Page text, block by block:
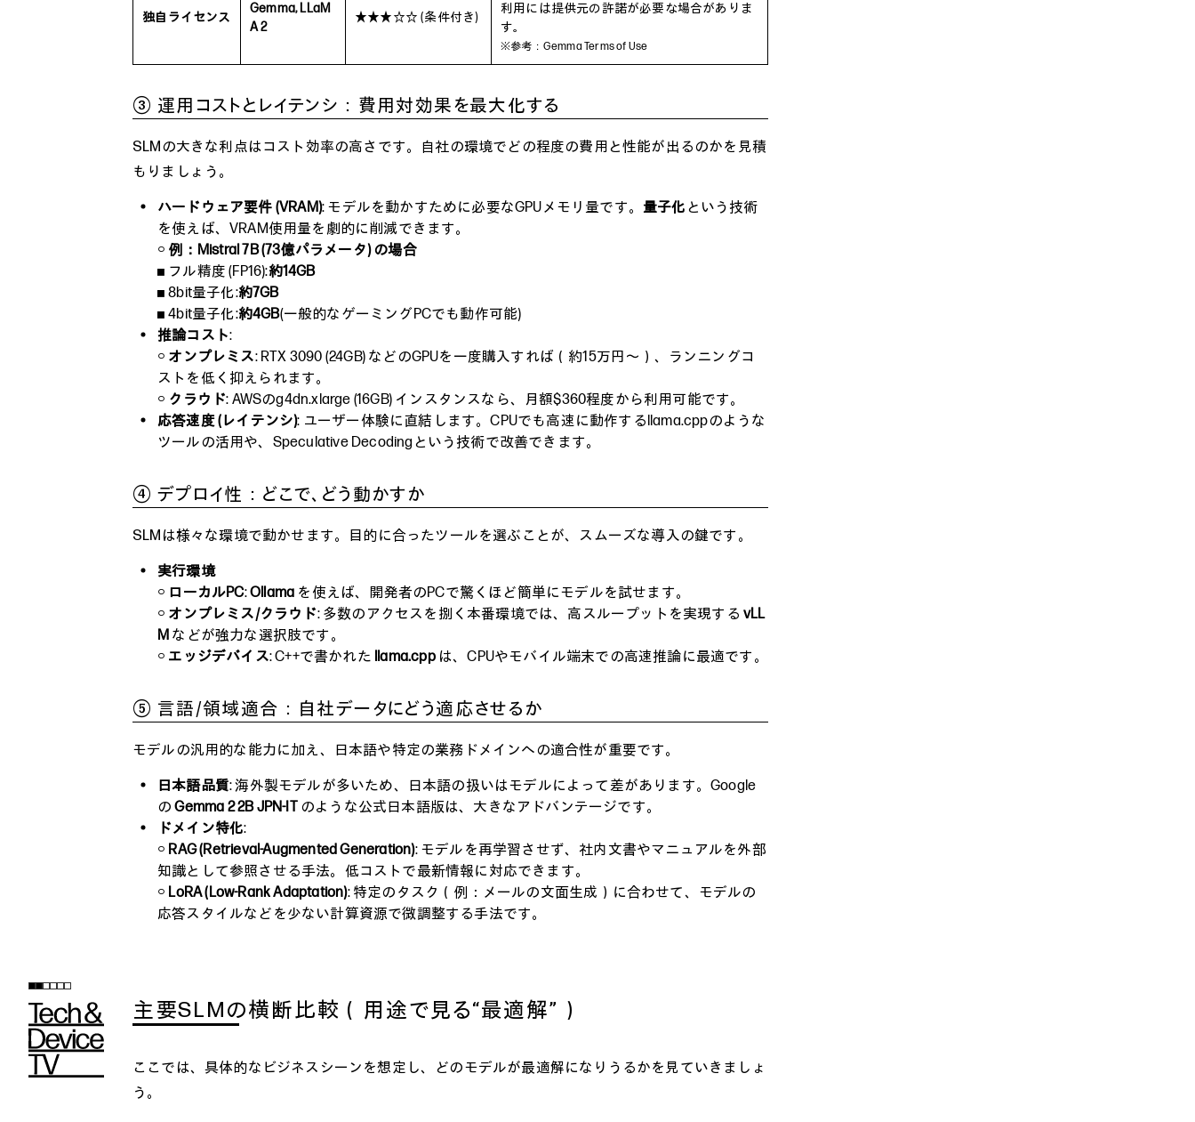
独自ライセンス
Gemma, LLaM
A 2
★★★☆☆ (条件付き)
利用には提供元の許諾が必要な場合がありま
す。
※参考： Gemma Terms of Use
③ 運用コストとレイテンシ：費用対効果を最大化する
SLMの大きな利点はコスト効率の高さです。自社の環境でどの程度の費用と性能が出るのかを見積
もりましょう。
ハードウェア要件 (VRAM): モデルを動かすために必要なGPUメモリ量です。量子化 という技術
を使えば、VRAM使用量を劇的に削減できます。
○ 例：Mistral 7B (73億パラメータ) の場合
フル精度 (FP16):約14GB
8bit量子化:約7GB
4bit量子化:約4GB(一般的なゲーミングPCでも動作可能)
推論コスト:
○ オンプレミス: RTX 3090 (24GB) などのGPUを一度購入すれば（約15万円〜）、ランニングコ
ストを低く抑えられます。
○ クラウド: AWSのg4dn.xlarge (16GB) インスタンスなら、月額$360程度から利用可能です。
応答速度 (レイテンシ): ユーザー体験に直結します。CPUでも高速に動作するllama.cppのような
ツールの活用や、Speculative Decodingという技術で改善できます。
④ デプロイ性：どこで、どう動かすか
SLMは様々な環境で動かせます。目的に合ったツールを選ぶことが、スムーズな導入の鍵です。
実行環境
○ ローカルPC:Ollama を使えば、開発者のPCで驚くほど簡単にモデルを試せます。
○ オンプレミス/クラウド: 多数のアクセスを捌く本番環境では、高スループットを実現するvLL
M などが強力な選択肢です。
○ エッジデバイス: C++で書かれた llama.cppは、CPUやモバイル端末での高速推論に最適です。
⑤ 言語/領域適合：自社データにどう適応させるか
モデルの汎用的な能力に加え、日本語や特定の業務ドメインへの適合性が重要です。
日本語品質: 海外製モデルが多いため、日本語の扱いはモデルによって差があります。Google
のGemma 2 2B JPN-IT のような公式日本語版は、大きなアドバンテージです。
ドメイン特化:
○ RAG (Retrieval-Augmented Generation): モデルを再学習させず、社内文書やマニュアルを外部
知識として参照させる手法。低コストで最新情報に対応できます。
○ LoRA (Low-Rank Adaptation): 特定のタスク（例：メールの文面生成）に合わせて、モデルの
応答スタイルなどを少ない計算資源で微調整する手法です。
主要SLMの横断比較（用途で見る“最適解”）
ここでは、具体的なビジネスシーンを想定し、どのモデルが最適解になりうるかを見ていきましょ
う。